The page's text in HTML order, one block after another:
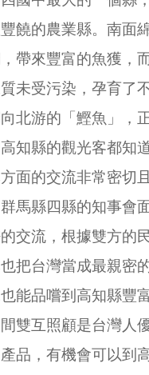
饒的農業縣。南面
帶來豐富的魚獲，
未受污染，孕育了
北游的「鰹魚」，
知縣的觀光客都知
面的交流非常密切
馬縣四縣的知事會
交流，根據雙方的
把台灣當成最親密
能品嚐到高知縣豐
雙互照顧是台灣人
品，有機會可以到